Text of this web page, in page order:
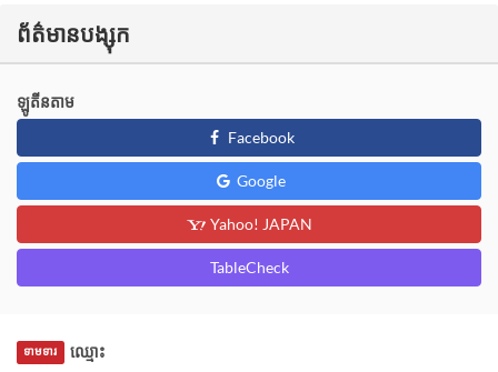
ព័ត៌មានបង្សុក
ឡូតីនតាម
Facebook
Google
Yahoo! JAPAN
TableCheck
ឈ្មោះ
ទាមទារ